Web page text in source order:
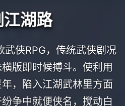
江湖路
武侠RPG，传统武侠剧况
版即时候搏斗。使利用
，陷入江湖武林里方面
争中就便侠名，搅动白